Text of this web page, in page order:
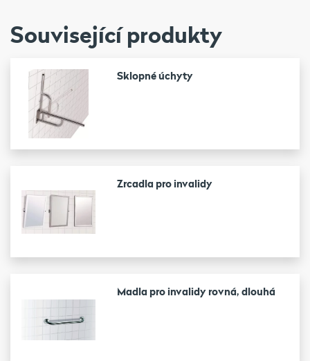
Související produkty
Sklopné úchyty
Zrcadla pro invalidy
Madla pro invalidy rovná, dlouhá